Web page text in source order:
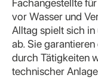
Fachangestellte
vor Wasser und
Alltag spielt sich
ab. Sie
durch Tätigkeiten
technischer